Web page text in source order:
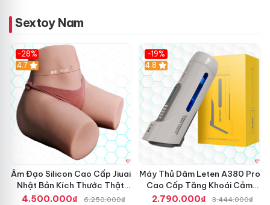
Sextoy Nam
-28%
4.7
Âm Đạo Silicon Cao Cấp Jiuai
Nhật Bản Kích Thước Thật
11Kg
4.500.000₫ 6.250.000₫
-19%
Hot
4.8
Máy Thủ Dâm Leten A380 Pro
Cao Cấp Tăng Khoái Cảm
Nhanh
2.790.000₫ 3.444.000₫